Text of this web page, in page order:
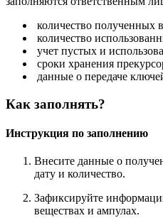
количество полученных
количество
учет пустых и
сроки хранения
данные о передаче
Как заполнять?
Инструкция по заполнению
Внесите данные о
дату и количество.
Зафиксируйте
веществах и ампулах.